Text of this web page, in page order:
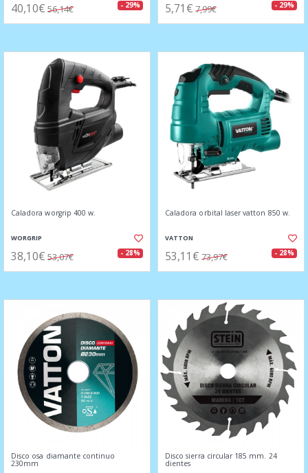
40,10€ 56,14€ - 29% 5,71€ 7,99€ - 29%
Caladora worgrip 400 w.
WORGRIP
38,10€ 53,07€ - 28%
Caladora orbital laser vatton 850 w.
VATTON
53,11€ 73,97€ - 28%
Disco osa diamante continuo
230mm
Disco sierra circular 185 mm. 24
dientes